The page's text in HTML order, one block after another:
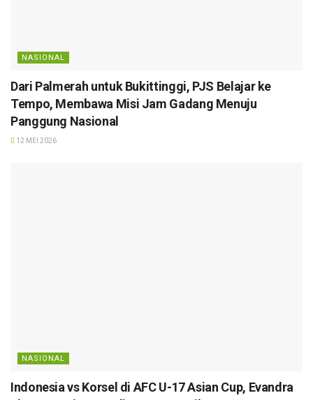
NASIONAL
Dari Palmerah untuk Bukittinggi, PJS Belajar ke
Tempo, Membawa Misi Jam Gadang Menuju
Panggung Nasional
12 MEI 2026
NASIONAL
Indonesia vs Korsel di AFC U-17 Asian Cup, Evandra